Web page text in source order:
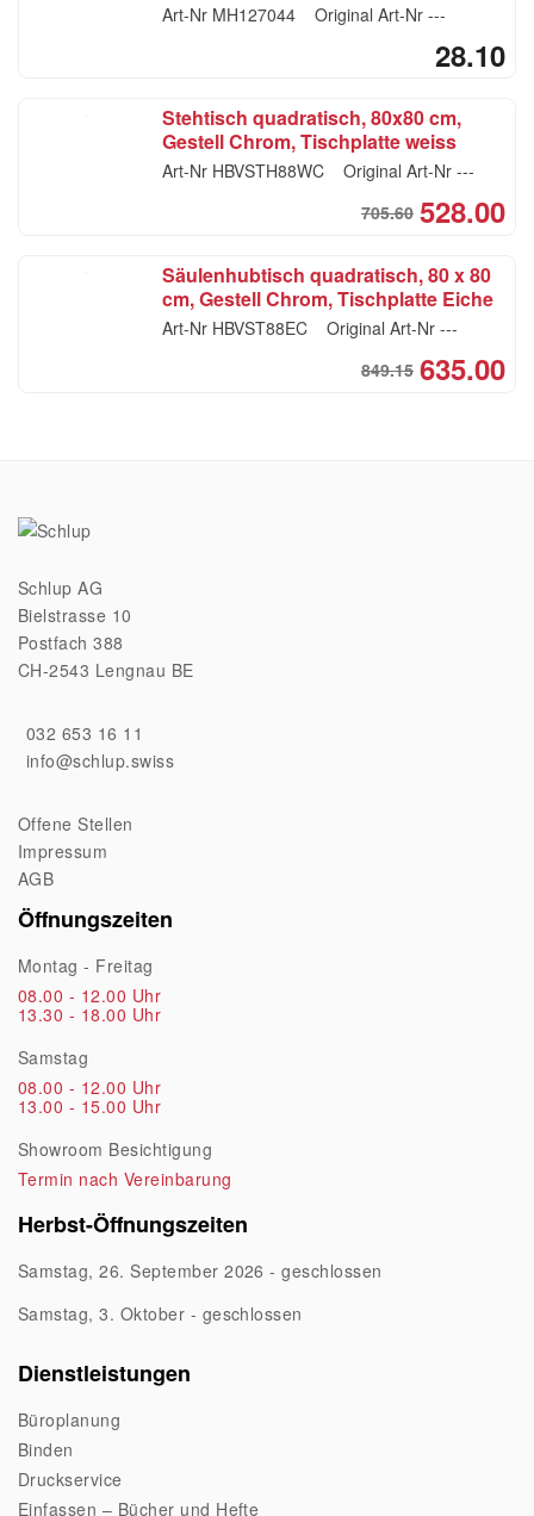
Art-Nr MH127044 Original Art-Nr ---
28.10
Stehtisch quadratisch, 80x80 cm,
Gestell Chrom, Tischplatte weiss
Art-Nr HBVSTH88WC Original Art-Nr ---
705.60 528.00
Säulenhubtisch quadratisch, 80 x 80
cm, Gestell Chrom, Tischplatte Eiche
Art-Nr HBVST88EC Original Art-Nr ---
849.15 635.00
Schlup AG
Bielstrasse 10
Postfach 388
CH-2543 Lengnau BE
032 653 16 11
info@schlup.swiss
Offene Stellen
Impressum
AGB
Öffnungszeiten
Montag - Freitag
08.00 - 12.00 Uhr
13.30 - 18.00 Uhr
Samstag
08.00 - 12.00 Uhr
13.00 - 15.00 Uhr
Showroom Besichtigung
Termin nach Vereinbarung
Herbst-Öffnungszeiten
Samstag, 26. September 2026 - geschlossen
Samstag, 3. Oktober - geschlossen
Dienstleistungen
Büroplanung
Binden
Druckservice
Einfassen – Bücher und Hefte